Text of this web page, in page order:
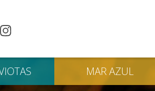
MARAZUL